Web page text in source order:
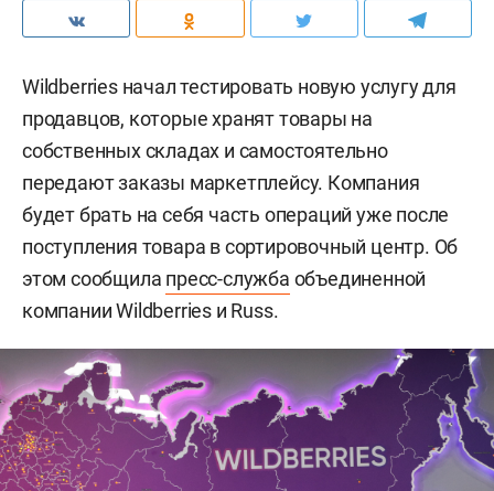
Wildberries начал тестировать новую услугу для
продавцов, которые хранят товары на
собственных складах и самостоятельно
передают заказы маркетплейсу. Компания
будет брать на себя часть операций уже после
поступления товара в сортировочный центр. Об
этом сообщила пресс-служба объединенной
компании Wildberries и Russ.